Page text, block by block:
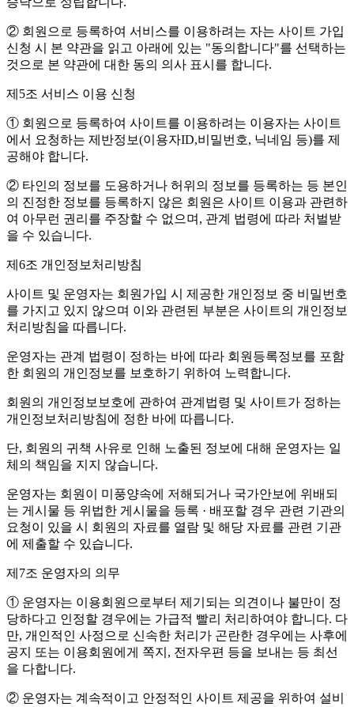
② 회원으로 등록하여 서비스를 이용하려는 자는 사이트 가입
신청 시 본 약관을 읽고 아래에 있는 "동의합니다"를 선택하는
것으로 본 약관에 대한 동의 의사 표시를 합니다.
제5조 서비스 이용 신청
① 회원으로 등록하여 사이트를 이용하려는 이용자는 사이트
에서 요청하는 제반정보(이용자ID,비밀번호, 닉네임 등)를 제
공해야 합니다.
② 타인의 정보를 도용하거나 허위의 정보를 등록하는 등 본인
의 진정한 정보를 등록하지 않은 회원은 사이트 이용과 관련하
여 아무런 권리를 주장할 수 없으며, 관계 법령에 따라 처벌받
을 수 있습니다.
제6조 개인정보처리방침
사이트 및 운영자는 회원가입 시 제공한 개인정보 중 비밀번호
를 가지고 있지 않으며 이와 관련된 부분은 사이트의 개인정보
처리방침을 따릅니다.
운영자는 관계 법령이 정하는 바에 따라 회원등록정보를 포함
한 회원의 개인정보를 보호하기 위하여 노력합니다.
회원의 개인정보보호에 관하여 관계법령 및 사이트가 정하는
개인정보처리방침에 정한 바에 따릅니다.
단, 회원의 귀책 사유로 인해 노출된 정보에 대해 운영자는 일
체의 책임을 지지 않습니다.
운영자는 회원이 미풍양속에 저해되거나 국가안보에 위배되
는 게시물 등 위법한 게시물을 등록 · 배포할 경우 관련 기관의
요청이 있을 시 회원의 자료를 열람 및 해당 자료를 관련 기관
에 제출할 수 있습니다.
제7조 운영자의 의무
① 운영자는 이용회원으로부터 제기되는 의견이나 불만이 정
당하다고 인정할 경우에는 가급적 빨리 처리하여야 합니다. 다
만, 개인적인 사정으로 신속한 처리가 곤란한 경우에는 사후에
공지 또는 이용회원에게 쪽지, 전자우편 등을 보내는 등 최선
을 다합니다.
② 운영자는 계속적이고 안정적인 사이트 제공을 위하여 설비